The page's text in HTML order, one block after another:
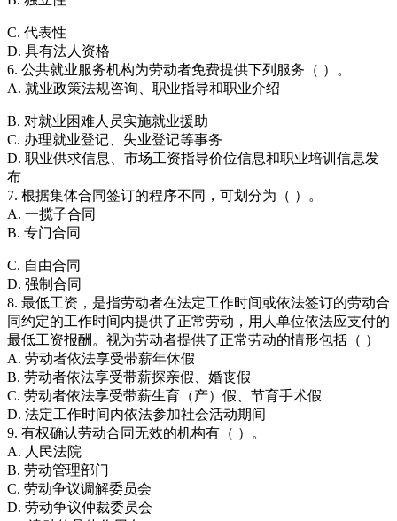
C. 代表性
D. 具有法人资格
6. 公共就业服务机构为劳动者免费提供下列服务（ ）。
A. 就业政策法规咨询、职业指导和职业介绍
B. 对就业困难人员实施就业援助
C. 办理就业登记、失业登记等事务
D. 职业供求信息、市场工资指导价位信息和职业培训信息发
布
7. 根据集体合同签订的程序不同，可划分为（ ）。
A. 一揽子合同
B. 专门合同
C. 自由合同
D. 强制合同
8. 最低工资，是指劳动者在法定工作时间或依法签订的劳动合
同约定的工作时间内提供了正常劳动，用人单位依法应支付的
最低工资报酬。视为劳动者提供了正常劳动的情形包括（ ）
A. 劳动者依法享受带薪年休假
B. 劳动者依法享受带薪探亲假、婚丧假
C. 劳动者依法享受带薪生育（产）假、节育手术假
D. 法定工作时间内依法参加社会活动期间
9. 有权确认劳动合同无效的机构有（ ）。
A. 人民法院
B. 劳动管理部门
C. 劳动争议调解委员会
D. 劳动争议仲裁委员会